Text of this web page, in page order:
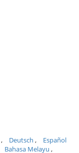
Deutsch
Español
Bahasa Melayu